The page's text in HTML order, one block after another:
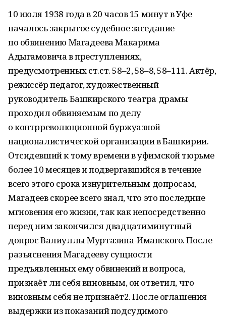
10 июля 1938 года в 20 часов 15 минут в Уфе
началось закрытое судебное заседание
по обвинению Магадеева Макарима
Адыгамовича в преступлениях,
предусмотренных ст.ст. 58–2, 58–8, 58–111. Актёр,
режиссёр педагог, художественный
руководитель Башкирского театра драмы
проходил обвиняемым по делу
о контрреволюционной буржуазной
националистической организации в Башкирии.
Отсидевший к тому времени в уфимской тюрьме
более 10 месяцев и подвергавшийся в течение
всего этого срока изнурительным допросам,
Магадеев скорее всего знал, что это последние
мгновения его жизни, так как непосредственно
перед ним закончился двадцатиминутный
допрос Валиуллы Муртазина-Иманского. После
разъяснения Магадееву сущности
предъявленных ему обвинений и вопроса,
признаёт ли себя виновным, он ответил, что
виновным себя не признаёт2. После оглашения
выдержки из показаний подсудимого